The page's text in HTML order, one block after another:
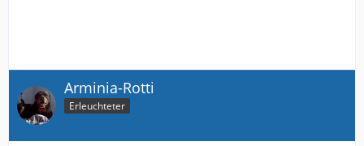
Arminia-Rotti
Erleuchteter